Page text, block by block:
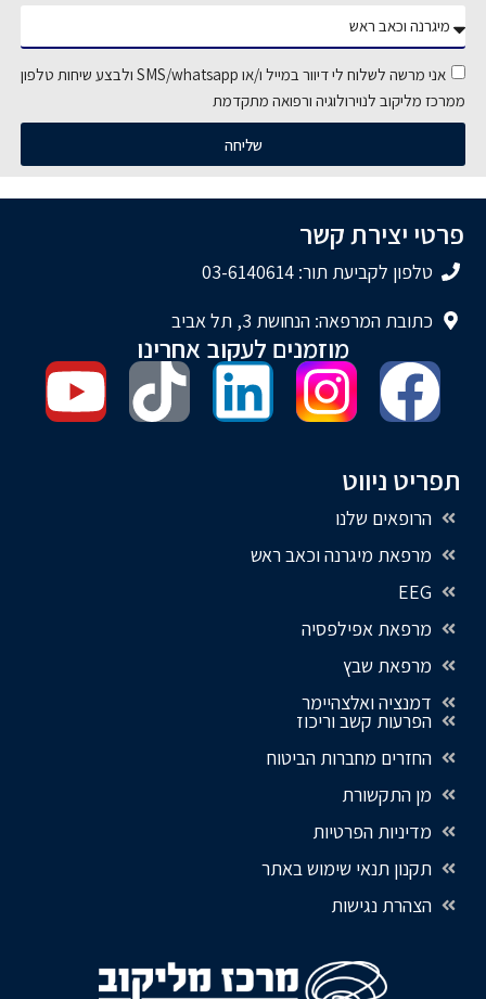
אני מרשה לשלוח לי דיוור במייל ו/או SMS/whatsapp ולבצע שיחות טלפון
ממרכז מליקוב לנוירולוגיה ורפואה מתקדמת
שליחה
פרטי יצירת קשר
טלפון לקביעת תור: 03-6140614
כתובת המרפאה: הנחושת 3, תל אביב
מוזמנים לעקוב אחרינו
תפריט ניווט
הרופאים שלנו
מרפאת מיגרנה וכאב ראש
EEG
מרפאת אפילפסיה
מרפאת שבץ
דמנציה ואלצהיימר
הפרעות קשב וריכוז
החזרים מחברות הביטוח
מן התקשורת
מדיניות הפרטיות
תקנון תנאי שימוש באתר
הצהרת נגישות